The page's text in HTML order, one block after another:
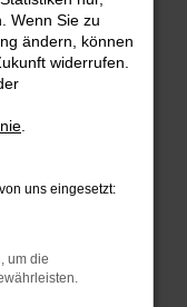
Wenn Sie zu
ändern, können
widerrufen.
uns eingesetzt:
um die